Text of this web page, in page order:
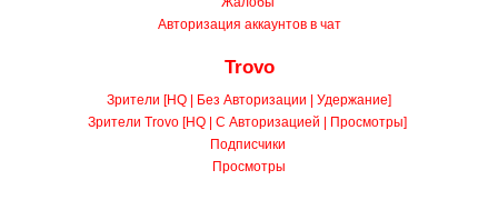
Авторизация аккаунтов в чат
Зрители Trovo [HQ | С Авторизацией | Просмотры]
Подписчики
Просмотры